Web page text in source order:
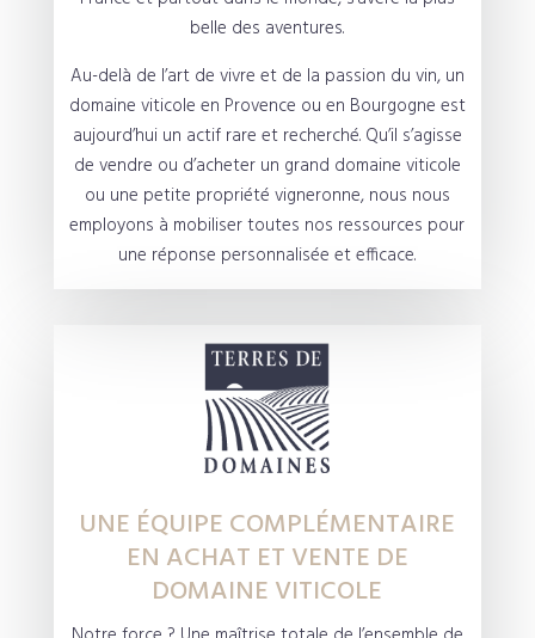
belle des aventures.
Au-delà de l’art de vivre et de la passion du vin, un
domaine viticole en Provence ou en Bourgogne est
aujourd’hui un actif rare et recherché. Qu’il s’agisse
de vendre ou d’acheter un grand domaine viticole
ou une petite propriété vigneronne, nous nous
employons à mobiliser toutes nos ressources pour
une réponse personnalisée et efficace.
UNE ÉQUIPE COMPLÉMENTAIRE
EN ACHAT ET VENTE DE
DOMAINE VITICOLE